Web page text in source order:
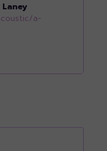
Laney
a-